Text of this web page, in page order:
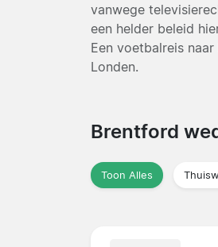
vanwege
een helder beleid
Een voetbalreis
Londen.
Brentford
Toon Alles